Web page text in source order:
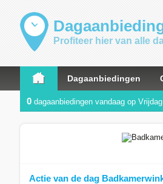
Profiteer hier van alle
Dagaanbiedingen
0 dagaanbiedingen vandaag op Vrijdag
Actie van de dag